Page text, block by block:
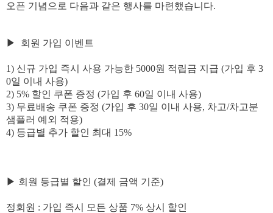
오픈 기념으로 다음과 같은 행사를 마련했습니다.
▶ 회원 가입 이벤트
1) 신규 가입 즉시 사용 가능한 5000원 적립금 지급 (가입 후 3
0일 이내 사용)
2) 5% 할인 쿠폰 증정 (가입 후 60일 이내 사용)
3) 무료배송 쿠폰 증정 (가입 후 30일 이내 사용, 차고/차고분
샘플러 예외 적용)
4) 등급별 추가 할인 최대 15%
▶ 회원 등급별 할인 (결제 금액 기준)
정회원 : 가입 즉시 모든 상품 7% 상시 할인